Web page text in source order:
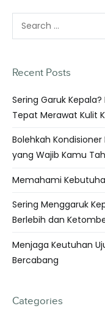
Recent Posts
Sering Garuk
Tepat Merawat Kulit
Bolehkah
yang Wajib Kamu
Memahami
Sering Menggaruk
Berlebih dan
Menjaga Keutuhan
Bercabang
Categories